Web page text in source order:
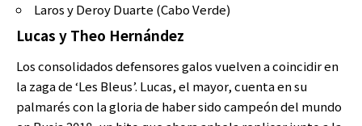
Laros y Deroy Duarte (Cabo Verde)
Lucas y Theo Hernández
Los consolidados defensores galos vuelven a coincidir en
la zaga de ‘Les Bleus’. Lucas, el mayor, cuenta en su
palmarés con la gloria de haber sido campeón del mundo